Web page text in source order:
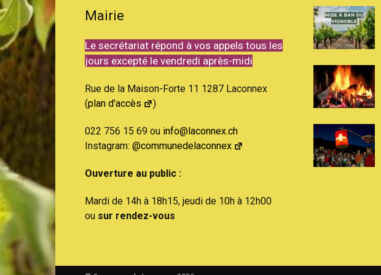
Mairie
Le secrétariat répond à vos appels tous les
jours excepté le vendredi après-midi
Rue de la Maison-Forte 11 1287 Laconnex
(plan d'accès )
022 756 15 69 ou info@laconnex.ch
Instagram: @communedelaconnex
Ouverture au public :
Mardi de 14h à 18h15, jeudi de 10h à 12h00
ou sur rendez-vous